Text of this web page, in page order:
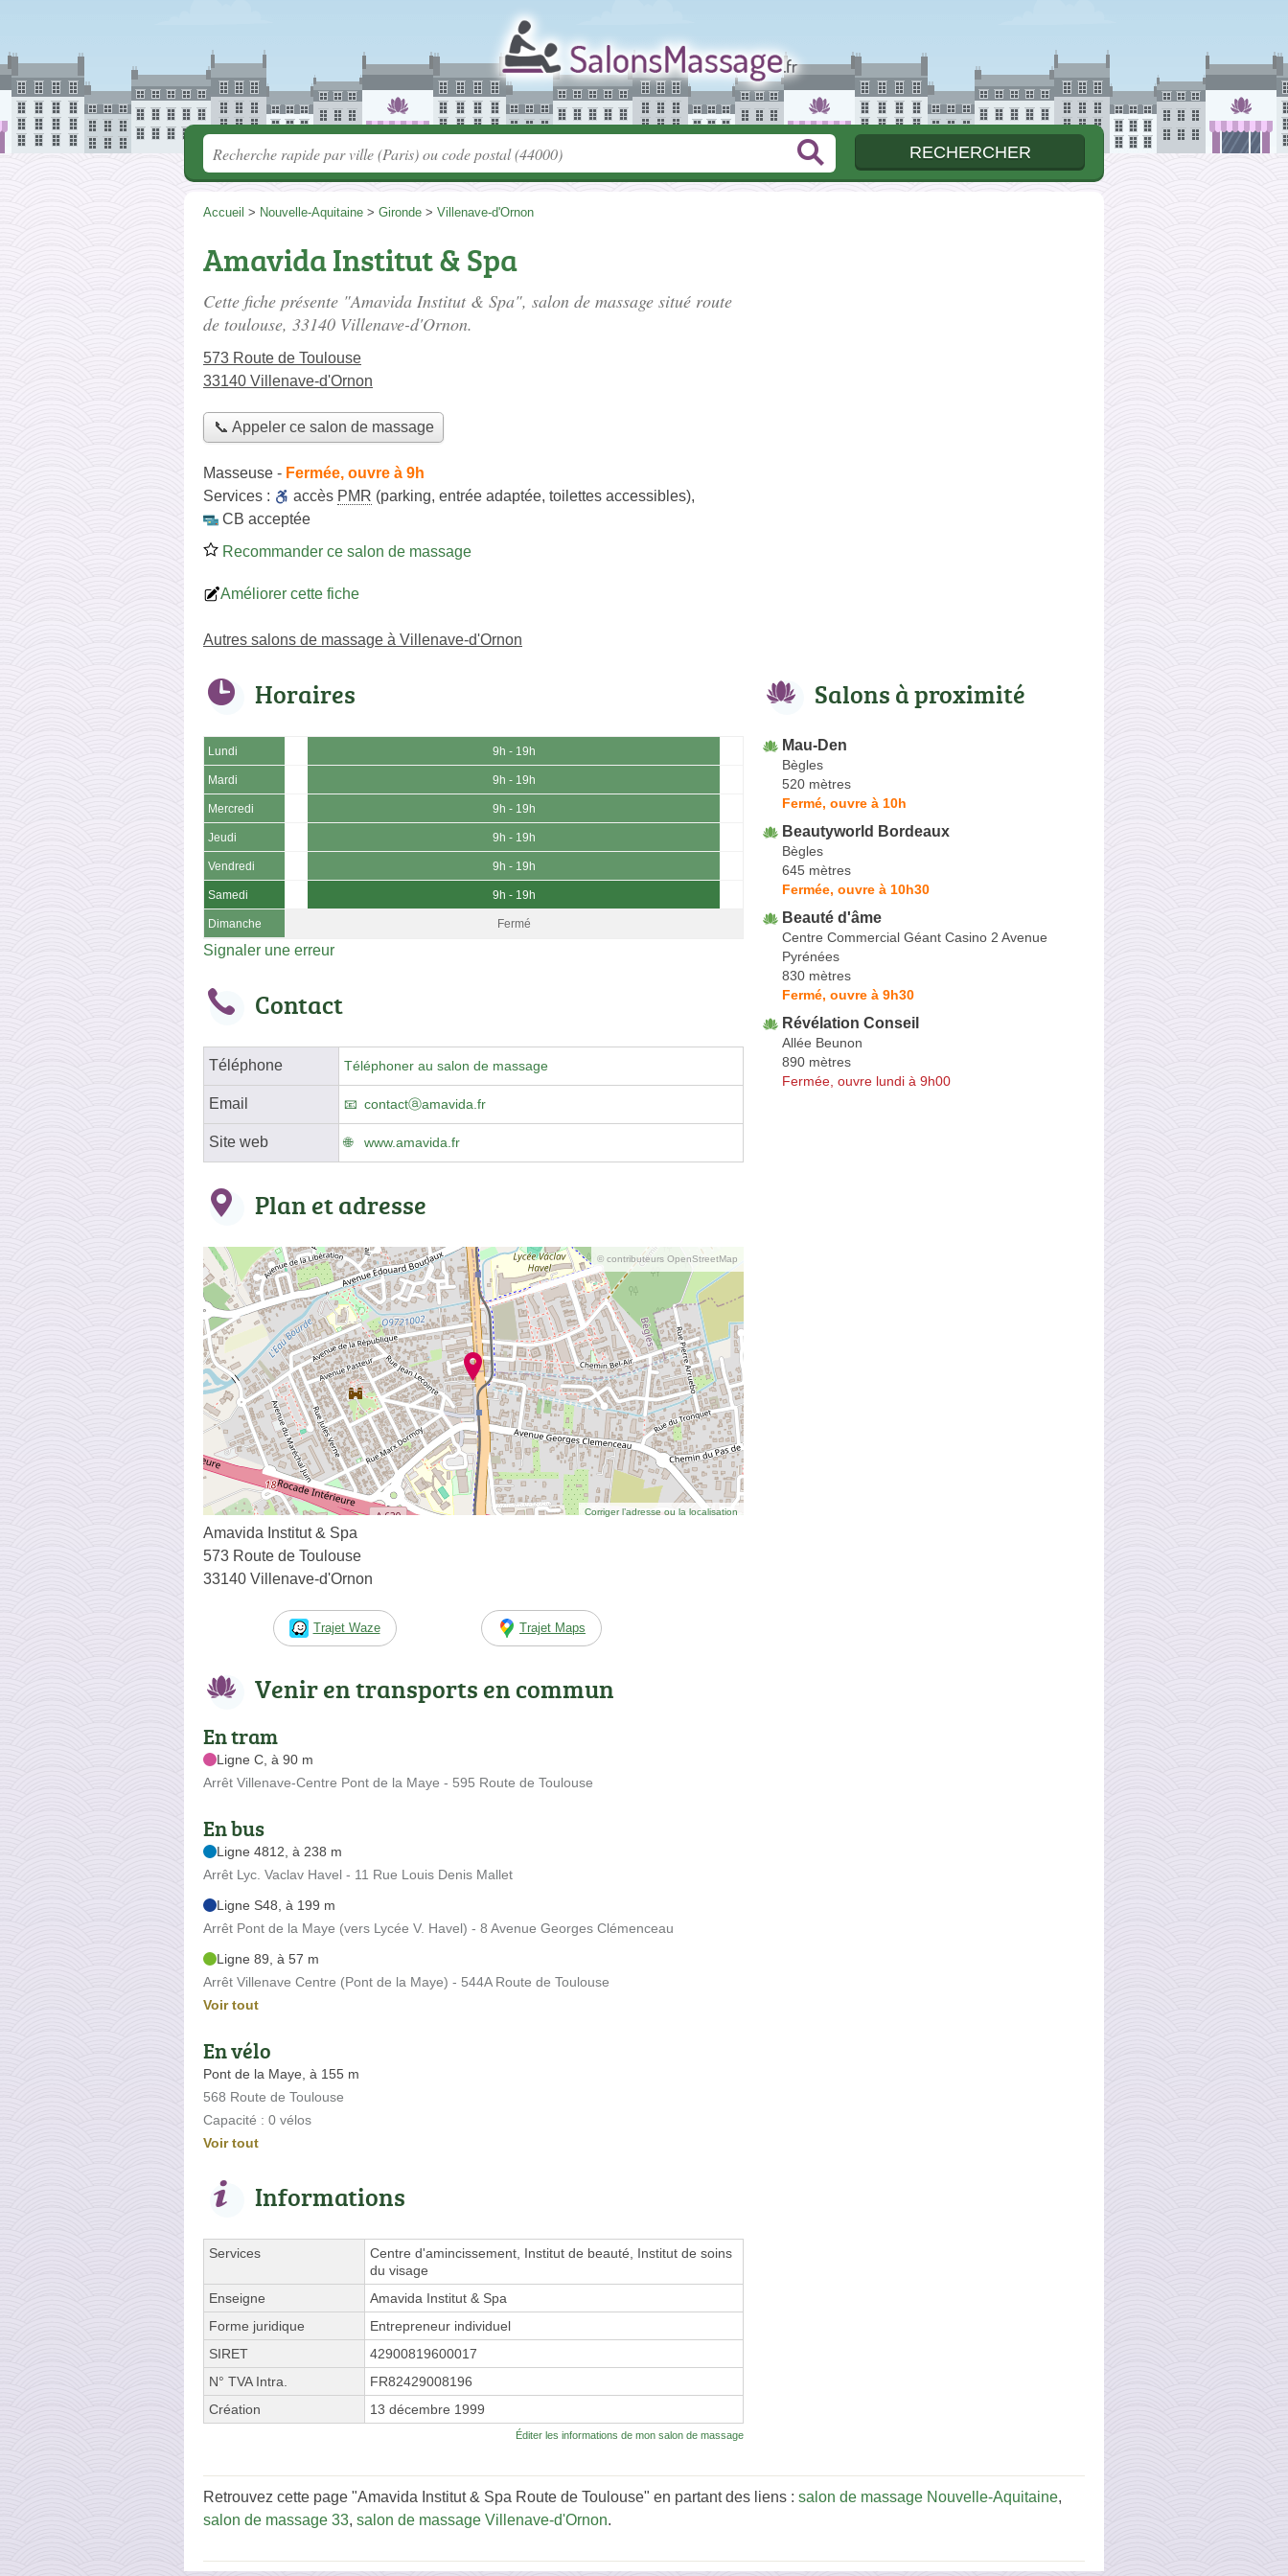
Accueil > Nouvelle-Aquitaine > Gironde > Villenave-d'Ornon
Amavida Institut & Spa
Cette fiche présente "Amavida Institut & Spa", salon de massage situé route
de toulouse, 33140 Villenave-d'Ornon.
573 Route de Toulouse
33140 Villenave-d'Ornon
📞 Appeler ce salon de massage
Masseuse - Fermée, ouvre à 9h
Services :
accès PMR (parking, entrée adaptée, toilettes accessibles),
CB acceptée
Recommander ce salon de massage
Améliorer cette fiche
Autres salons de massage à Villenave-d'Ornon
Horaires
Lundi 9h - 19h
Mardi 9h - 19h
Mercredi 9h - 19h
Jeudi 9h - 19h
Vendredi 9h - 19h
Samedi 9h - 19h
Dimanche Fermé
Signaler une erreur
Contact
Téléphone Téléphoner au salon de massage
Email contactⓐamavida.fr
Site web www.amavida.fr
Plan et adresse
© contributeurs OpenStreetMap
Corriger l’adresse ou la localisation
Amavida Institut & Spa
573 Route de Toulouse
33140 Villenave-d'Ornon
Trajet Waze Trajet Maps
Venir en transports en commun
En tram
Ligne C, à 90 m
Arrêt Villenave-Centre Pont de la Maye - 595 Route de Toulouse
En bus
Ligne 4812, à 238 m
Arrêt Lyc. Vaclav Havel - 11 Rue Louis Denis Mallet
Ligne S48, à 199 m
Arrêt Pont de la Maye (vers Lycée V. Havel) - 8 Avenue Georges Clémenceau
Ligne 89, à 57 m
Arrêt Villenave Centre (Pont de la Maye) - 544A Route de Toulouse
Voir tout
En vélo
Pont de la Maye, à 155 m
568 Route de Toulouse
Capacité : 0 vélos
Voir tout
Informations
Services
Centre d'amincissement, Institut de beauté, Institut de soins
du visage
Enseigne
Amavida Institut & Spa
Forme juridique
Entrepreneur individuel
SIRET
42900819600017
N° TVA Intra.
FR82429008196
Création
13 décembre 1999
Éditer les informations de mon salon de massage
Salons à proximité
Mau-Den
Bègles
520 mètres
Fermé, ouvre à 10h
Beautyworld Bordeaux
Bègles
645 mètres
Fermée, ouvre à 10h30
Beauté d'âme
Centre Commercial Géant Casino 2 Avenue
Pyrénées
830 mètres
Fermé, ouvre à 9h30
Révélation Conseil
Allée Beunon
890 mètres
Fermée, ouvre lundi à 9h00
Retrouvez cette page "Amavida Institut & Spa Route de Toulouse" en partant des liens : salon de massage Nouvelle-Aquitaine,
salon de massage 33, salon de massage Villenave-d'Ornon.